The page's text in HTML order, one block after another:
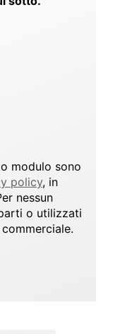
modulo sono
policy, in
nessun
o utilizzati